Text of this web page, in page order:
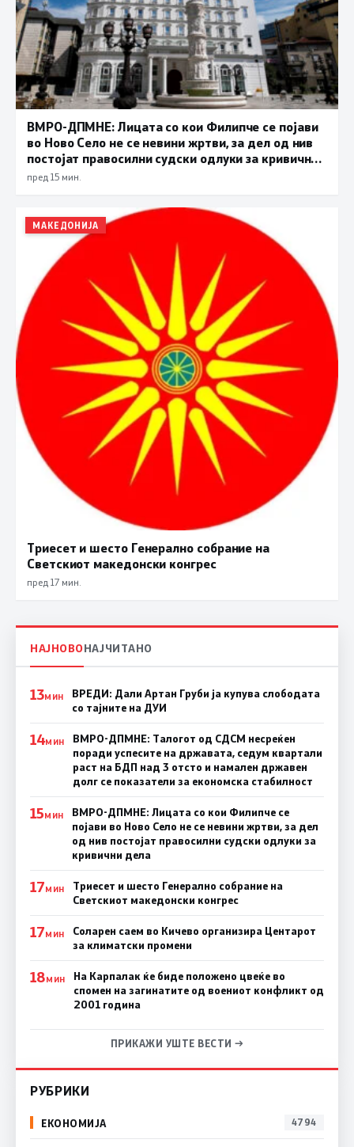
ВМРО-ДПМНЕ: Лицата со кои Филипче се појави
во Ново Село не се невини жртви, за дел од нив
постојат правосилни судски одлуки за кривични
дела
пред 15 мин.
МАКЕДОНИЈА
Триесет и шесто Генерално собрание на
Светскиот македонски конгрес
пред 17 мин.
НАЈНОВОНАЈЧИТАНО
13МИН
ВРЕДИ: Дали Артан Груби ја купува слободата
со тајните на ДУИ
14МИН
ВМРО-ДПМНЕ: Талогот од СДСМ несреќен
поради успесите на државата, седум квартали
раст на БДП над 3 отсто и намален државен
долг се показатели за економска стабилност
15МИН
ВМРО-ДПМНЕ: Лицата со кои Филипче се
појави во Ново Село не се невини жртви, за дел
од нив постојат правосилни судски одлуки за
кривични дела
17МИН
Триесет и шесто Генерално собрание на
Светскиот македонски конгрес
17МИН
Соларен саем во Кичево организира Центарот
за климатски промени
18МИН
На Карпалак ќе биде положено цвеќе во
спомен на загинатите од воениот конфликт од
2001 година
ПРИКАЖИ УШТЕ ВЕСТИ →
РУБРИКИ
ЕКОНОМИЈА 4794